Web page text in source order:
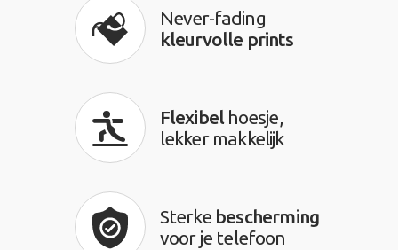
Never-fading
kleurvolle prints
Flexibelhoesje,
lekker makkelijk
Sterke bescherming
voor je telefoon